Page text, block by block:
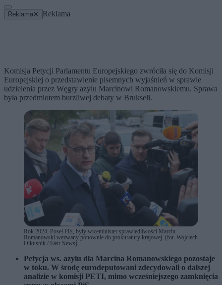
Reklama ✕ Reklama
Komisja Petycji Parlamentu Europejskiego zwróciła się do Komisji
Europejskiej o przedstawienie pisemnych wyjaśnień w sprawie
udzielenia przez Węgry azylu Marcinowi Romanowskiemu. Sprawa
była przedmiotem burzliwej debaty w Brukseli.
Rok 2024. Poseł PiS, były wiceminister sprawiedliwości Marcin
Romanowski wezwany ponownie do prokuratury krajowej. (fot. Wojciech
Olkusnik / East News)
Petycja ws. azylu dla Marcina Romanowskiego pozostaje
w toku. W środę eurodeputowani zdecydowali o dalszej
analizie w komisji PETI, mimo wcześniejszego zamknięcia